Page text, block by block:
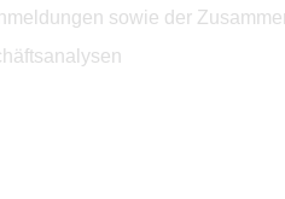
sowie der